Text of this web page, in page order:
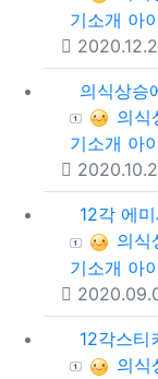
기소개 아
등록일
의식상승
등록자의식
기소개 아
등록일
12각 에
등록자의식
기소개 아
등록일
12각스티커V
등록자의식